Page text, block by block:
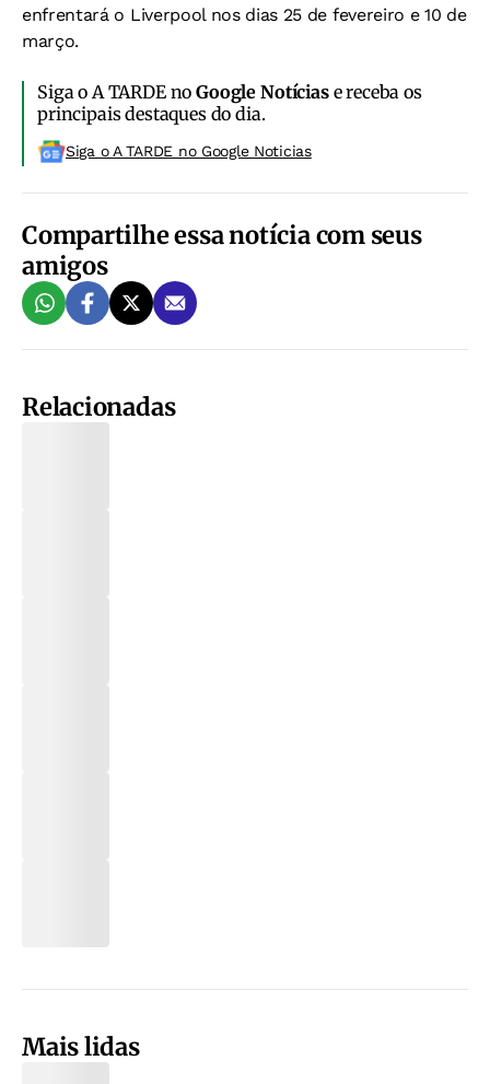
enfrentará o Liverpool nos dias 25 de fevereiro e 10 de
março.
Siga o A TARDE noGoogle Notíciase receba os
principais destaques do dia.
Siga o A TARDE no Google Noticias
Compartilhe essa notícia com seus
amigos
Relacionadas
Mais lidas